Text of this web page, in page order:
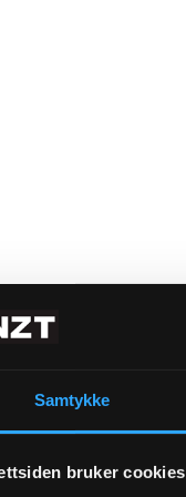
Samtykke
bruker cookies